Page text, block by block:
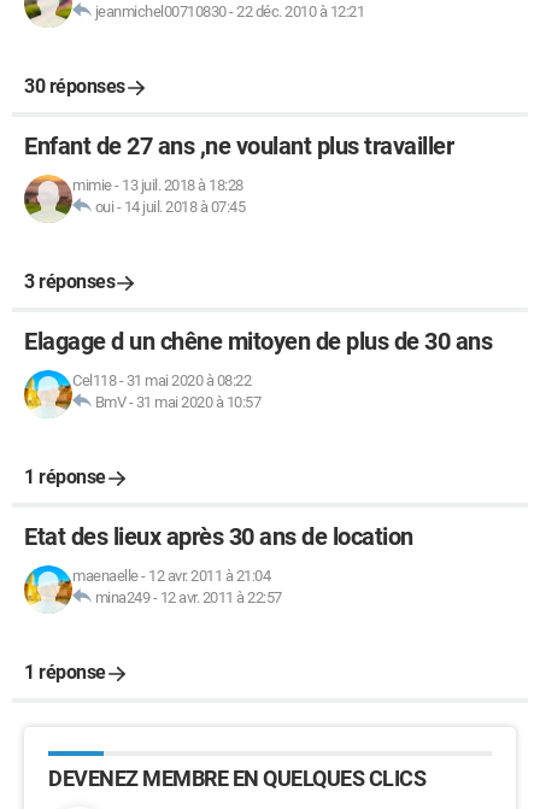
jeanmichel00710830-22 déc. 2010 à 12:21
30 réponses
Enfant de 27 ans ,ne voulant plus travailler
mimie- 13 juil. 2018 à 18:28
oui - 14 juil. 2018 à 07:45
3 réponses
Elagage d un chêne mitoyen de plus de 30 ans
Cel118- 31 mai 2020 à 08:22
BmV- 31 mai 2020 à 10:57
1 réponse
Etat des lieux après 30 ans de location
maenaelle- 12 avr. 2011 à 21:04
mina249- 12 avr. 2011 à 22:57
1 réponse
DEVENEZ MEMBRE EN QUELQUES CLICS